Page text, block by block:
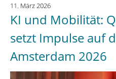
11. März 2026
KI und Mobilität:
setzt Impulse auf
Amsterdam 2026